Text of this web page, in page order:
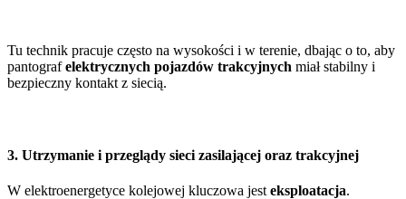
Tu technik pracuje często na wysokości i w terenie, dbając o to, aby
pantografelektrycznych pojazdów trakcyjnych miał stabilny i
bezpieczny kontakt z siecią.
3. Utrzymanie i przeglądy sieci zasilającej oraz trakcyjnej
W elektroenergetyce kolejowej kluczowa jest eksploatacja.